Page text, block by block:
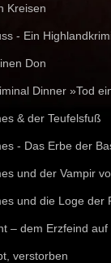
Kreisen
- Ein
Don
Dinner »Tod
& der Teufelsfuß
- Das Erbe der
und der Vampir
und die Loge der
– dem Erzfeind
verstorben